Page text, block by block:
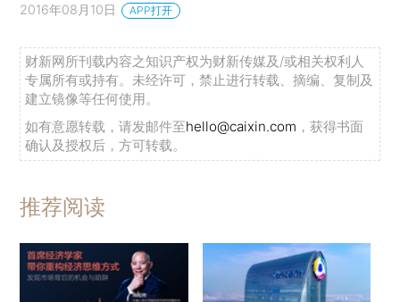
2016年08月10日 APP打开
财新网所刊载内容之知识产权为财新传媒及/或相关权利人
专属所有或持有。未经许可，禁止进行转载、摘编、复制及
建立镜像等任何使用。
如有意愿转载，请发邮件至hello@caixin.com ，获得书面
确认及授权后，方可转载。
推荐阅读